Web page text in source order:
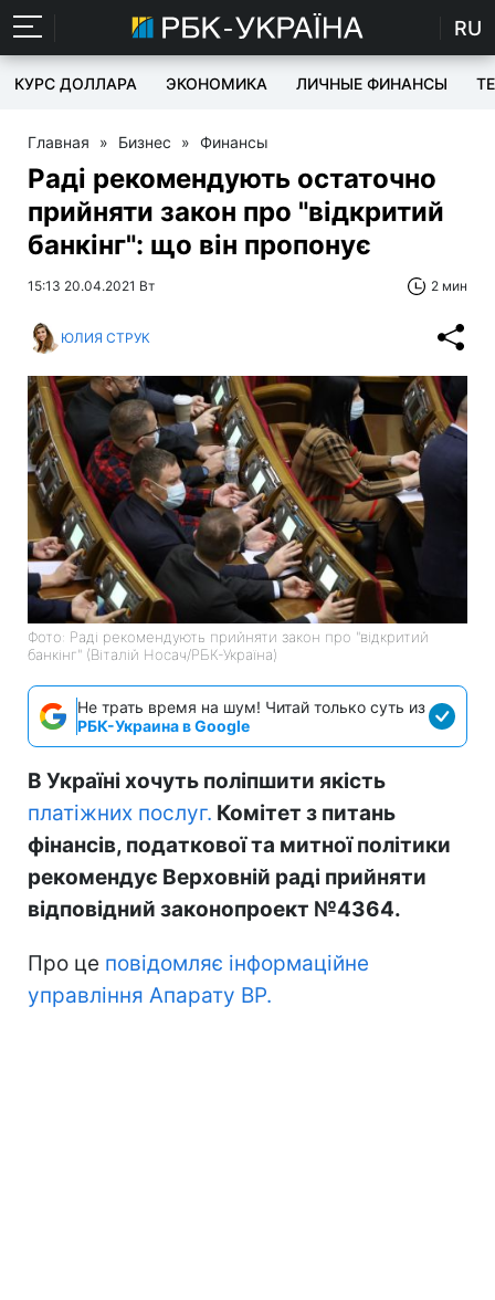
RU
КУРС ДОЛЛАРА ЭКОНОМИКА ЛИЧНЫЕ ФИНАНСЫ
Главная » Бизнес » Финансы
Раді рекомендують остаточно
прийняти закон про "відкритий
банкінг": що він пропонує
15:13 20.04.2021 Вт 2 мин
ЮЛИЯ СТРУК
Фото: Раді рекомендують прийняти закон про "відкритий
банкінг" (Віталій Носач/РБК-Україна)
Не трать время на шум! Читай только суть из
РБК-Украина в Google
В Україні хочуть поліпшити якість
платіжних послуг. Комітет з питань
фінансів, податкової та митної політики
рекомендує Верховній раді прийняти
відповідний законопроект №4364.
Про це повідомляє інформаційне
управління Апарату ВР.